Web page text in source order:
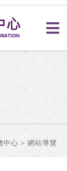
中心 > 網站導覽